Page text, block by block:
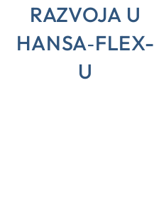
RAZVOJA U
HANSA‑FLEX-
U